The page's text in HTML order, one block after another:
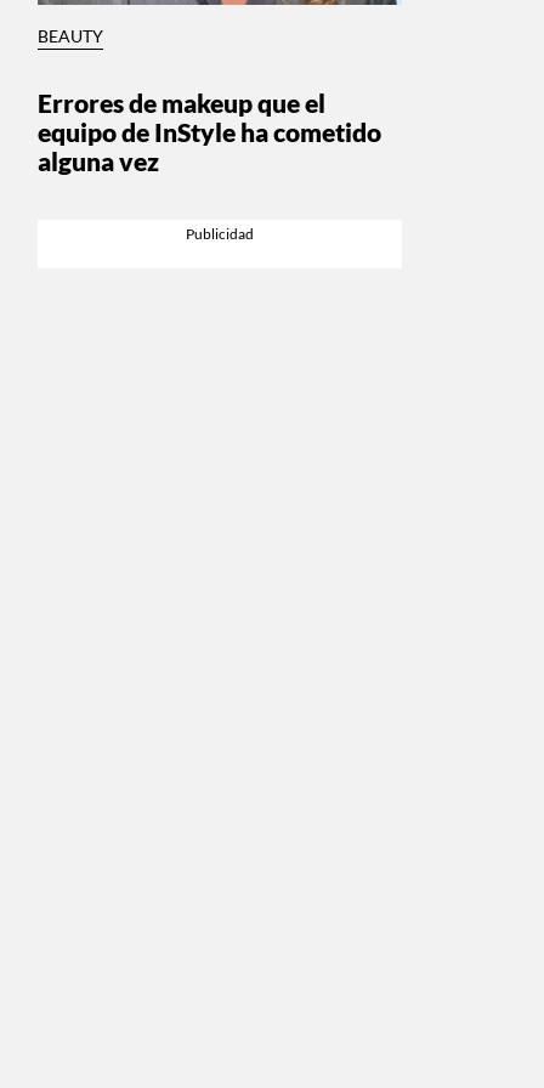
BEAUTY
Errores de makeup que el
equipo de InStyle ha cometido
alguna vez